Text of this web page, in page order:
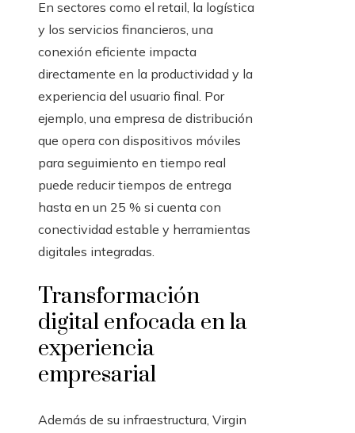
En sectores como el retail, la logística
y los servicios financieros, una
conexión eficiente impacta
directamente en la productividad y la
experiencia del usuario final. Por
ejemplo, una empresa de distribución
que opera con dispositivos móviles
para seguimiento en tiempo real
puede reducir tiempos de entrega
hasta en un 25 % si cuenta con
conectividad estable y herramientas
digitales integradas.
Transformación
digital enfocada en la
experiencia
empresarial
Además de su infraestructura, Virgin